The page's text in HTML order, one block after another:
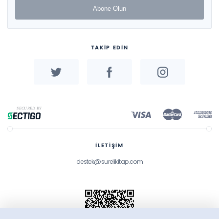
Abone Olun
TAKİP EDİN
İLETİŞİM
destek@surelikitap.com